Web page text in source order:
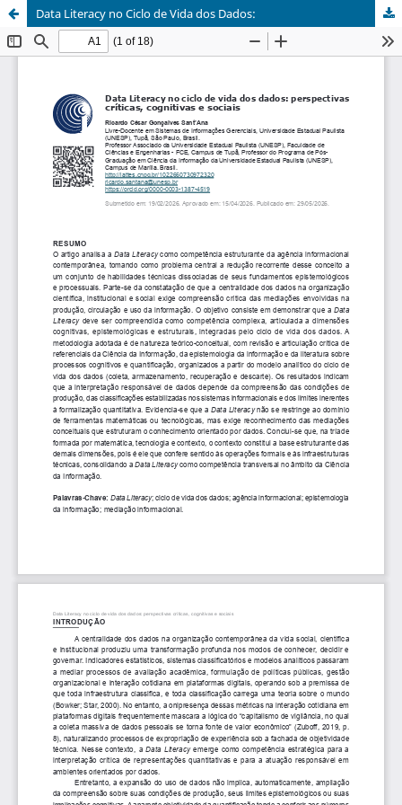
Data Literacy no Ciclo de Vida dos Dados: